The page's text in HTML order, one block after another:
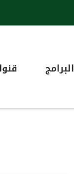
البرامج